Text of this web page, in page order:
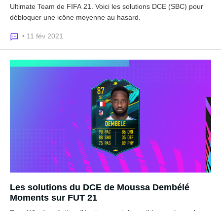
Ultimate Team de FIFA 21. Voici les solutions DCE (SBC) pour
débloquer une icône moyenne au hasard.
• 11 fév 2021
Les solutions du DCE de Moussa Dembélé
Moments sur FUT 21